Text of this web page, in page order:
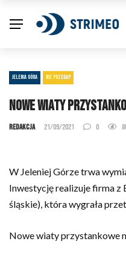
JELENIA GÓRA NIE PRZEGAP
Nowe wiaty
Redakcja 21/09/2021 0
W Jeleniej Górze trwa
Inwestycję realizuje firma z
śląskie), która wygrała
Nowe wiaty przystankowe